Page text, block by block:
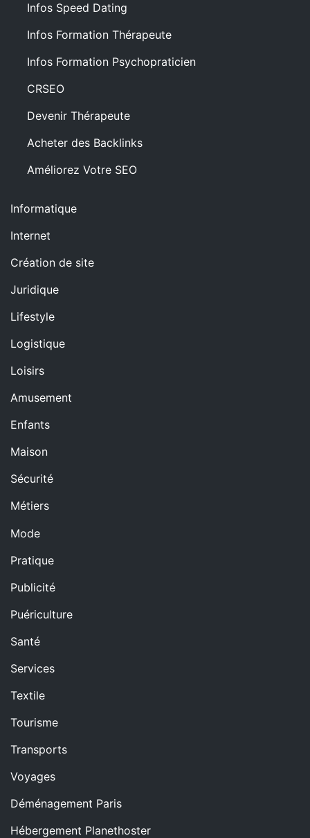
Infos Speed Dating
Infos Formation Thérapeute
Infos Formation Psychopraticien
CRSEO
Devenir Thérapeute
Acheter des Backlinks
Améliorez Votre SEO
Informatique
Internet
Création de site
Juridique
Lifestyle
Logistique
Loisirs
Amusement
Enfants
Maison
Sécurité
Métiers
Mode
Pratique
Publicité
Puériculture
Santé
Services
Textile
Tourisme
Transports
Voyages
Déménagement Paris
Hébergement Planethoster